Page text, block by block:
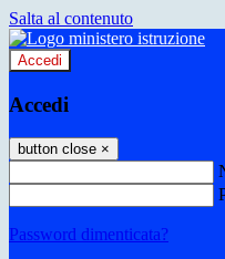
Salta al contenuto
Accedi
Accedi
button close ×
Password dimenticata?